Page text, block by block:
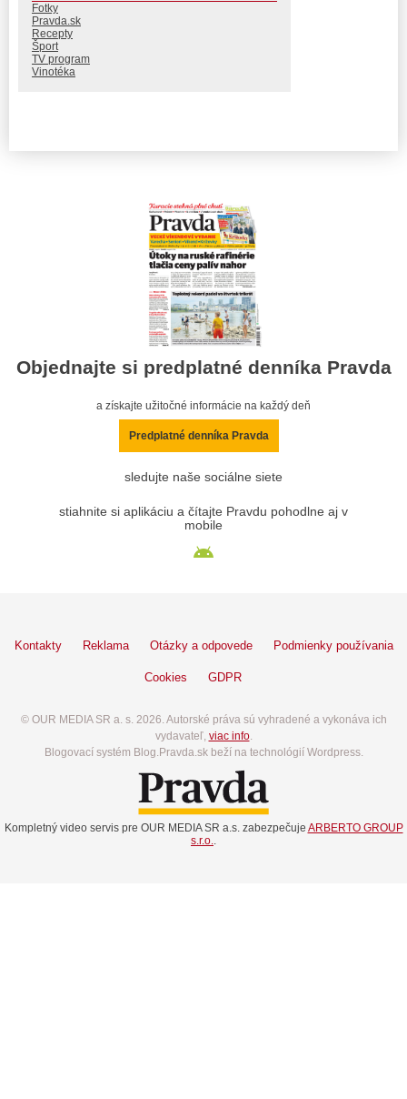
Fotky
Pravda.sk
Recepty
Šport
TV program
Vinotéka
Objednajte si predplatné denníka Pravda
a získajte užitočné informácie na každý deň
Predplatné denníka Pravda
sledujte naše sociálne siete
stiahnite si aplikáciu a čítajte Pravdu pohodlne aj v
mobile
Kontakty Reklama Otázky a odpovede Podmienky používania
Cookies GDPR
© OUR MEDIA SR a. s. 2026. Autorské práva sú vyhradené a vykonáva ich
vydavateľ, viac info.
Blogovací systém Blog.Pravda.sk beží na technológií Wordpress.
Kompletný video servis pre OUR MEDIA SR a.s. zabezpečuje ARBERTO GROUP
s.r.o.